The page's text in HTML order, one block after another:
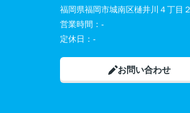
福岡県福岡市城南区樋井川４丁目
営業時間： -
定休日： -
お問い合わせ